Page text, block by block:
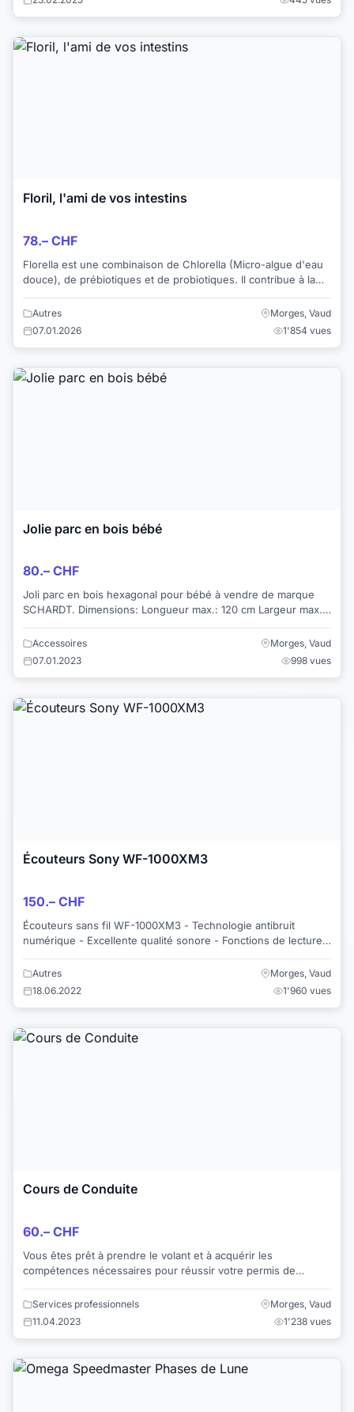
Floril, l'ami de vos intestins
78.– CHF
Florella est une combinaison de Chlorella (Micro-algue d'eau
douce), de prébiotiques et de probiotiques. Il contribue à la
Autres
Morges, Vaud
07.01.2026
1'854 vues
Jolie parc en bois bébé
80.– CHF
Joli parc en bois hexagonal pour bébé à vendre de marque
SCHARDT. Dimensions: Longueur max.: 120 cm Largeur max.:
110 cm Hauteur: 70 cm État qua...
Accessoires
Morges, Vaud
07.01.2023
998 vues
Écouteurs Sony WF-1000XM3
150.– CHF
Écouteurs sans fil WF-1000XM3 - Technologie antibruit
numérique - Excellente qualité sonore - Fonctions de lecture
Autres
Morges, Vaud
18.06.2022
1'960 vues
Cours de Conduite
60.– CHF
Vous êtes prêt à prendre le volant et à acquérir les
compétences nécessaires pour réussir votre permis de
conduire? Ne cherchez pas plus loin! Avec me...
Services professionnels
Morges, Vaud
11.04.2023
1'238 vues